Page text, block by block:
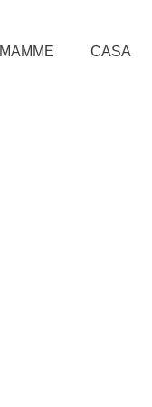
MAMME CASA